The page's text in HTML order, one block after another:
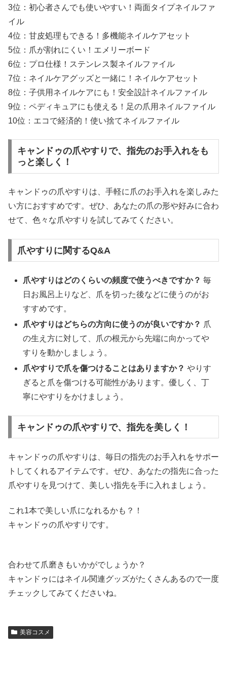
3位：初心者さんでも使いやすい！両面タイプネイルファ
イル
4位：甘皮処理もできる！多機能ネイルケアセット
5位：爪が割れにくい！エメリーボード
6位：プロ仕様！ステンレス製ネイルファイル
7位：ネイルケアグッズと一緒に！ネイルケアセット
8位：子供用ネイルケアにも！安全設計ネイルファイル
9位：ペディキュアにも使える！足の爪用ネイルファイル
10位：エコで経済的！使い捨てネイルファイル
キャンドゥの爪やすりで、指先のお手入れをも
っと楽しく！
キャンドゥの爪やすりは、手軽に爪のお手入れを楽しみた
い方におすすめです。ぜひ、あなたの爪の形や好みに合わ
せて、色々な爪やすりを試してみてください。
爪やすりに関するQ&A
爪やすりはどのくらいの頻度で使うべきですか？ 毎
日お風呂上りなど、爪を切った後などに使うのがお
すすめです。
爪やすりはどちらの方向に使うのが良いですか？ 爪
の生え方に対して、爪の根元から先端に向かってや
すりを動かしましょう。
爪やすりで爪を傷つけることはありますか？ やりす
ぎると爪を傷つける可能性があります。優しく、丁
寧にやすりをかけましょう。
キャンドゥの爪やすりで、指先を美しく！
キャンドゥの爪やすりは、毎日の指先のお手入れをサポー
トしてくれるアイテムです。ぜひ、あなたの指先に合った
爪やすりを見つけて、美しい指先を手に入れましょう。
これ1本で美しい爪になれるかも？！
キャンドゥの爪やすりです。
合わせて爪磨きもいかがでしょうか？
キャンドゥにはネイル関連グッズがたくさんあるので一度
チェックしてみてくださいね。
美容コスメ